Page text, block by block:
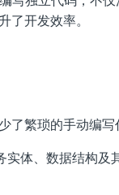
了开发效率。
了繁琐的手动编
体、数据结构